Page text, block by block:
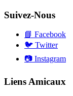
Suivez-Nous
📘 Facebook
🐦 Twitter
📷 Instagram
Liens Amicaux